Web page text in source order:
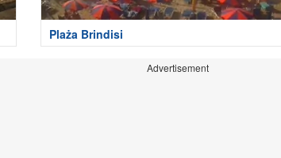
Plaża Brindisi
Advertisement